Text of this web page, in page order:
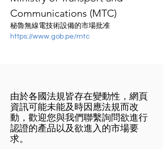
Communications (MTC)
秘魯無線電技術設備的市場批准
https://www.gob.pe/mtc
​由於各國法規皆存在變動性，網頁
資訊可能未能及時因應法規而改
動，歡迎您與我們聯繫詢問欲進行
認證的產品以及欲進入的市場要
求。